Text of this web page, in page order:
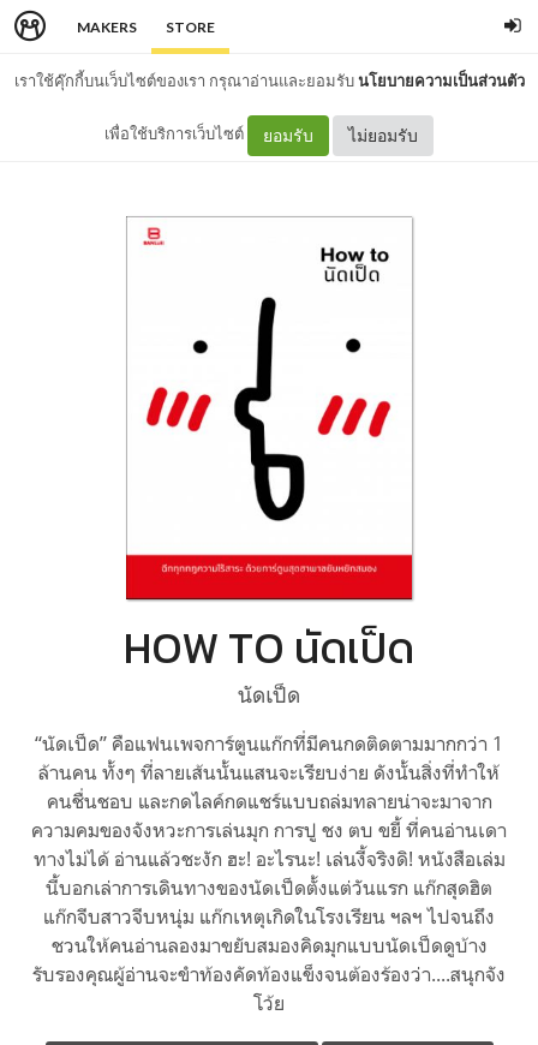
MAKERS STORE
เราใช้คุ๊กกี้บนเว็บไซต์ของเรา กรุณาอ่านและยอมรับนโยบายความเป็นส่วนตัว
เพื่อใช้บริการเว็บไซต์ ยอมรับ ไม่ยอมรับ
HOW TO นัดเป็ด
นัดเป็ด
“นัดเป็ด” คือแฟนเพจการ์ตูนแก๊กที่มีคนกดติดตามมากกว่า 1
ล้านคน ทั้งๆ ที่ลายเส้นนั้นแสนจะเรียบง่าย ดังนั้นสิ่งที่ทำให้
คนชื่นชอบ และกดไลค์กดแชร์แบบถล่มทลายน่าจะมาจาก
ความคมของจังหวะการเล่นมุก การปู ชง ตบ ขยี้ ที่คนอ่านเดา
ทางไม่ได้ อ่านแล้วชะงัก ฮะ! อะไรนะ! เล่นงี้จริงดิ! หนังสือเล่ม
นี้บอกเล่าการเดินทางของนัดเป็ดตั้งแต่วันแรก แก๊กสุดฮิต
แก๊กจีบสาวจีบหนุ่ม แก๊กเหตุเกิดในโรงเรียน ฯลฯ ไปจนถึง
ชวนให้คนอ่านลองมาขยับสมองคิดมุกแบบนัดเป็ดดูบ้าง
รับรองคุณผู้อ่านจะขำท้องคัดท้องแข็งจนต้องร้องว่า....สนุกจัง
โว้ย